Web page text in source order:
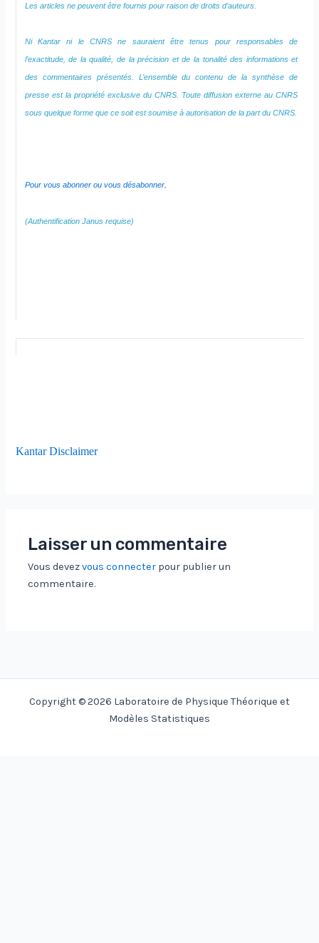
Les articles ne peuvent être fournis pour raison de droits d’auteurs.
Ni Kantar ni le CNRS ne sauraient être tenus pour responsables de
l’exactitude, de la qualité, de la précision et de la tonalité des informations et
des commentaires présentés. L’ensemble du contenu de la synthèse de
presse est la propriété exclusive du CNRS. Toute diffusion externe au CNRS
sous quelque forme que ce soit est soumise à autorisation de la part du CNRS.
Pour vous abonner ou vous désabonner.
(Authentification Janus requise)
Kantar Disclaimer
Laisser un commentaire
Vous devezvous connecter pour publier un
commentaire.
Copyright © 2026 Laboratoire de Physique Théorique et
Modèles Statistiques